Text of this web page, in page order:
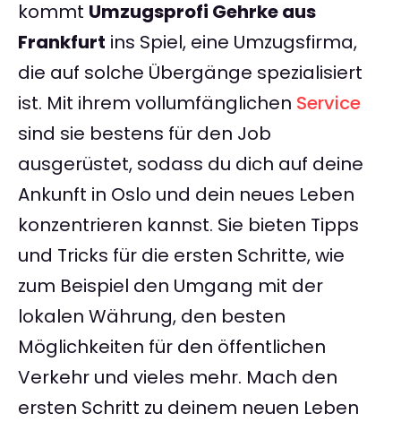
kommt Umzugsprofi Gehrke aus
Frankfurt ins Spiel, eine Umzugsfirma,
die auf solche Übergänge spezialisiert
ist. Mit ihrem vollumfänglichen Service
sind sie bestens für den Job
ausgerüstet, sodass du dich auf deine
Ankunft in Oslo und dein neues Leben
konzentrieren kannst. Sie bieten Tipps
und Tricks für die ersten Schritte, wie
zum Beispiel den Umgang mit der
lokalen Währung, den besten
Möglichkeiten für den öffentlichen
Verkehr und vieles mehr. Mach den
ersten Schritt zu deinem neuen Leben